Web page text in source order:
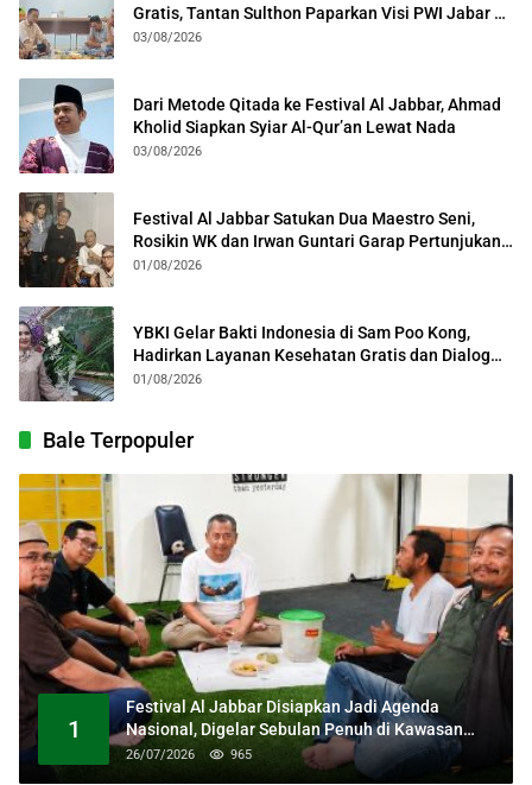
Gratis, Tantan Sulthon Paparkan Visi PWI Jabar di
Kota Bogor
03/08/2026
Dari Metode Qitada ke Festival Al Jabbar, Ahmad
Kholid Siapkan Syiar Al-Qur’an Lewat Nada
03/08/2026
Festival Al Jabbar Satukan Dua Maestro Seni,
Rosikin WK dan Irwan Guntari Garap Pertunjukan
Kolosal
01/08/2026
YBKI Gelar Bakti Indonesia di Sam Poo Kong,
Hadirkan Layanan Kesehatan Gratis dan Dialog
Kebangsaan
01/08/2026
Bale Terpopuler
1
Festival Al Jabbar Disiapkan Jadi Agenda
Nasional, Digelar Sebulan Penuh di Kawasan
Masjid Raya Al Jabbar
26/07/2026 965